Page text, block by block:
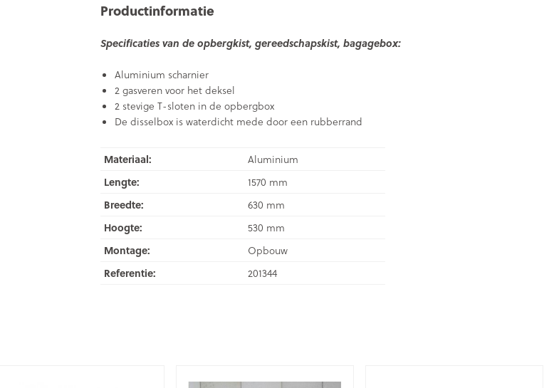
Productinformatie
Specificaties van de opbergkist, gereedschapskist, bagagebox:
Aluminium scharnier
2 gasveren voor het deksel
2 stevige T-sloten in de opbergbox
De disselbox is waterdicht mede door een rubberrand
Materiaal:
Aluminium
Lengte:
1570 mm
Breedte:
630 mm
Hoogte:
530 mm
Montage:
Opbouw
Referentie:
201344